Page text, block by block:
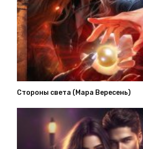
Стороны света (Мара Вересень)